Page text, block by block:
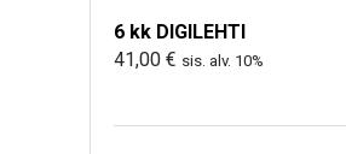
6 kk DIGILEHTI
41,00 € sis. alv. 10%